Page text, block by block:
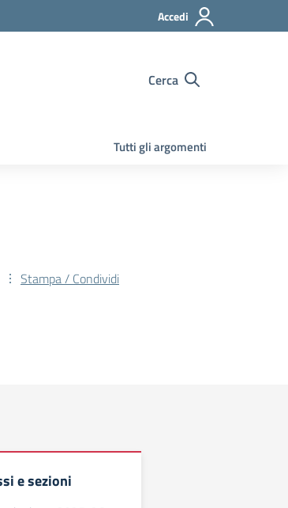
Accedi
Cerca
Tutti gli argomenti
Stampa / Condividi
e sezioni